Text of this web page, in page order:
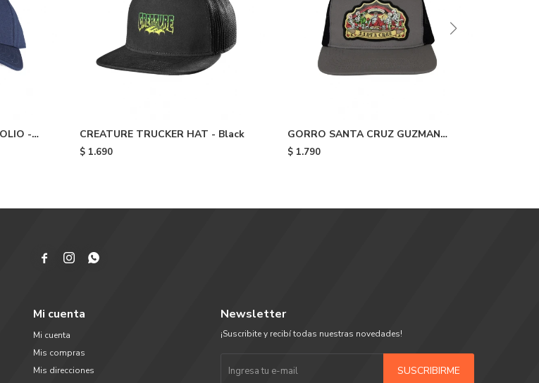
-
CREATURE TRUCKER HAT - Black
$ 1.690
GORRO SANTA CRUZ GUZMAN
DEAD DINERS - Grey
$ 1.790
Mi cuenta
Mi cuenta
Mis compras
Mis direcciones
  
Newsletter
¡Suscribite y recibí todas nuestras novedades!
SUSCRIBIRME